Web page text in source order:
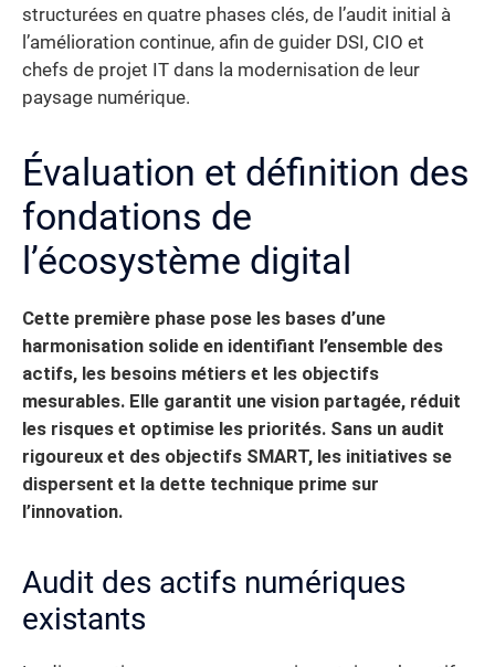
structurées en quatre phases clés, de l’audit initial à
l’amélioration continue, afin de guider DSI, CIO et
chefs de projet IT dans la modernisation de leur
paysage numérique.
Évaluation et définition des
fondations de
l’écosystème digital
Cette première phase pose les bases d’une
harmonisation solide en identifiant l’ensemble des
actifs, les besoins métiers et les objectifs
mesurables. Elle garantit une vision partagée, réduit
les risques et optimise les priorités. Sans un audit
rigoureux et des objectifs SMART, les initiatives se
dispersent et la dette technique prime sur
l’innovation.
Audit des actifs numériques
existants